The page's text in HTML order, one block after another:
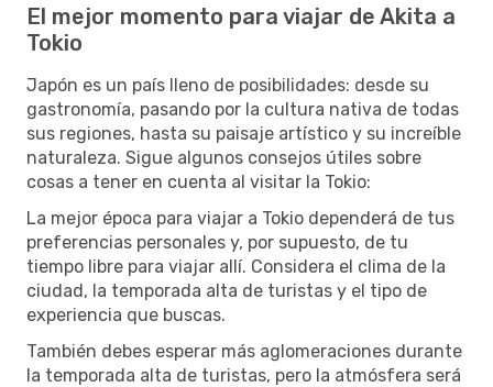
El mejor momento para viajar de Akita a
Tokio
Japón es un país lleno de posibilidades: desde su
gastronomía, pasando por la cultura nativa de todas
sus regiones, hasta su paisaje artístico y su increíble
naturaleza. Sigue algunos consejos útiles sobre
cosas a tener en cuenta al visitar la Tokio:
La mejor época para viajar a Tokio dependerá de tus
preferencias personales y, por supuesto, de tu
tiempo libre para viajar allí. Considera el clima de la
ciudad, la temporada alta de turistas y el tipo de
experiencia que buscas.
También debes esperar más aglomeraciones durante
la temporada alta de turistas, pero la atmósfera será